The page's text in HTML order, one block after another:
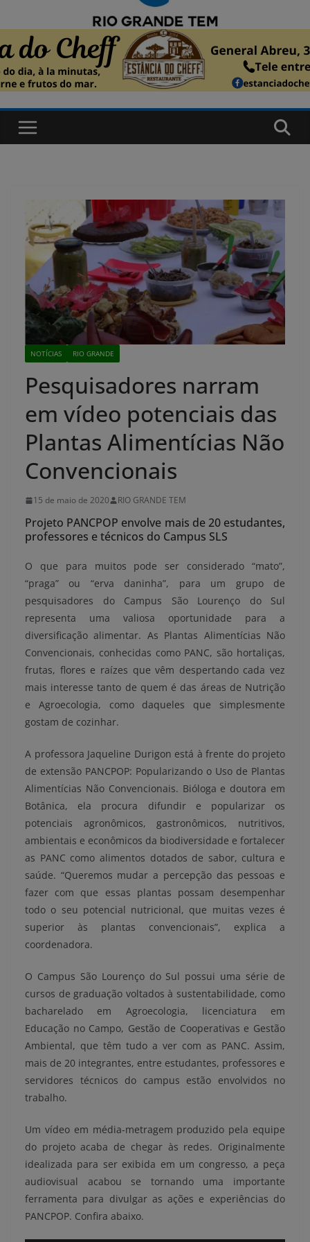
NOTÍCIAS RIO GRANDE
Pesquisadores narram
em vídeo potenciais das
Plantas Alimentícias Não
Convencionais
15 de maio de 2020 RIO GRANDE TEM
Projeto PANCPOP envolve mais de 20 estudantes,
professores e técnicos do Campus SLS
O que para muitos pode ser considerado “mato”,
“praga” ou “erva daninha”, para um grupo de
pesquisadores do Campus São Lourenço do Sul
representa uma valiosa oportunidade para a
diversificação alimentar. As Plantas Alimentícias Não
Convencionais, conhecidas como PANC, são hortaliças,
frutas, flores e raízes que vêm despertando cada vez
mais interesse tanto de quem é das áreas de Nutrição
e Agroecologia, como daqueles que simplesmente
gostam de cozinhar.
A professora Jaqueline Durigon está à frente do projeto
de extensão PANCPOP: Popularizando o Uso de Plantas
Alimentícias Não Convencionais. Bióloga e doutora em
Botânica, ela procura difundir e popularizar os
potenciais agronômicos, gastronômicos, nutritivos,
ambientais e econômicos da biodiversidade e fortalecer
as PANC como alimentos dotados de sabor, cultura e
saúde. “Queremos mudar a percepção das pessoas e
fazer com que essas plantas possam desempenhar
todo o seu potencial nutricional, que muitas vezes é
superior às plantas convencionais”, explica a
coordenadora.
O Campus São Lourenço do Sul possui uma série de
cursos de graduação voltados à sustentabilidade, como
bacharelado em Agroecologia, licenciatura em
Educação no Campo, Gestão de Cooperativas e Gestão
Ambiental, que têm tudo a ver com as PANC. Assim,
mais de 20 integrantes, entre estudantes, professores e
servidores técnicos do campus estão envolvidos no
trabalho.
Um vídeo em média-metragem produzido pela equipe
do projeto acaba de chegar às redes. Originalmente
idealizada para ser exibida em um congresso, a peça
audiovisual acabou se tornando uma importante
ferramenta para divulgar as ações e experiências do
PANCPOP. Confira abaixo.